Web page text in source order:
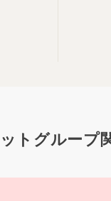
トグループ